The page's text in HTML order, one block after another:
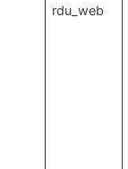
rdu_web